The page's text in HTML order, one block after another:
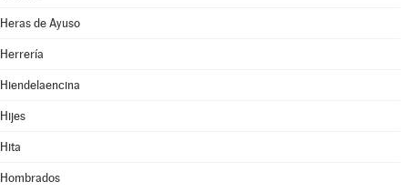
Heras de Ayuso
Herrería
Hiendelaencina
Hijes
Hita
Hombrados